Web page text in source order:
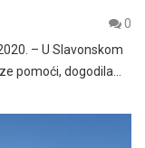
0
– U Slavonskom
pomoći, dogodila…